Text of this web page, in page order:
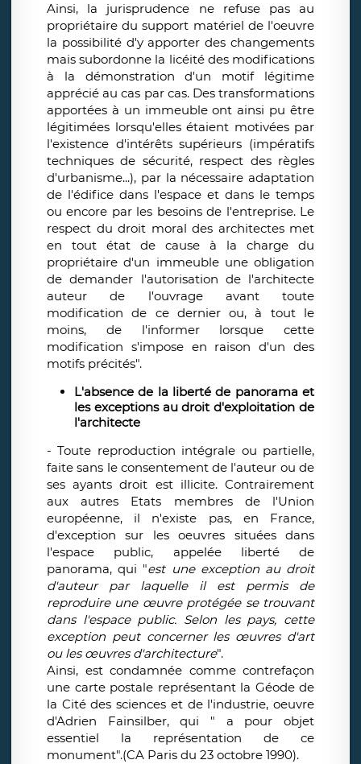
Ainsi, la jurisprudence ne refuse pas au
propriétaire du support matériel de l'oeuvre
la possibilité d'y apporter des changements
mais subordonne la licéité des modifications
à la démonstration d'un motif légitime
apprécié au cas par cas. Des transformations
apportées à un immeuble ont ainsi pu être
légitimées lorsqu'elles étaient motivées par
l'existence d'intérêts supérieurs (impératifs
techniques de sécurité, respect des règles
d'urbanisme...), par la nécessaire adaptation
de l'édifice dans l'espace et dans le temps
ou encore par les besoins de l'entreprise. Le
respect du droit moral des architectes met
en tout état de cause à la charge du
propriétaire d'un immeuble une obligation
de demander l'autorisation de l'architecte
auteur de l'ouvrage avant toute
modification de ce dernier ou, à tout le
moins, de l'informer lorsque cette
modification s'impose en raison d'un des
motifs précités".
L'absence de la liberté de panorama et
les exceptions au droit d'exploitation de
l'architecte
- Toute reproduction intégrale ou partielle,
faite sans le consentement de l'auteur ou de
ses ayants droit est illicite. Contrairement
aux autres Etats membres de l'Union
européenne, il n'existe pas, en France,
d'exception sur les oeuvres situées dans
l'espace public, appelée liberté de
panorama, qui "est une exception au droit
d'auteur par laquelle il est permis de
reproduire une œuvre protégée se trouvant
dans l'espace public. Selon les pays, cette
exception peut concerner les œuvres d'art
ou les œuvres d'architecture".
Ainsi, est condamnée comme contrefaçon
une carte postale représentant la Géode de
la Cité des sciences et de l'industrie, oeuvre
d'Adrien Fainsilber, qui " a pour objet
essentiel la représentation de ce
monument".(CA Paris du 23 octobre 1990).